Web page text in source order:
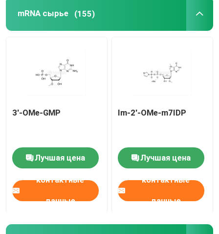
mRNA сырье (155)
3'-OMe-GMP
Лучшая цена
контактные
данные
Im-2'-OMe-m7IDP
Лучшая цена
контактные
данные